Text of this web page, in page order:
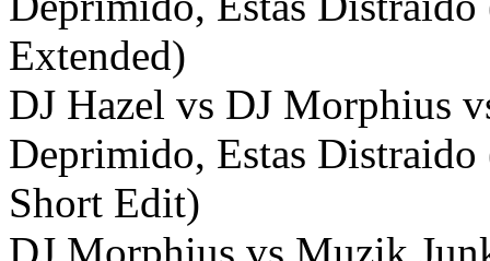
Extended)
DJ Hazel vs DJ Morphius
Deprimido, Estas
Short Edit)
DJ Morphius vs Muzik